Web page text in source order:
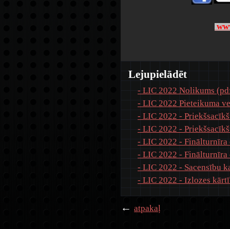
Lejupielādēt
- LIC 2022 Nolikums
- LIC 2022 Pieteikuma
- LIC 2022 -
- LIC 2022 -
- LIC 2022 -
- LIC 2022 - Finālturnīra
- LIC 2022 - Sacensību
- LIC 2022 - Izlozes
← atpakaļ